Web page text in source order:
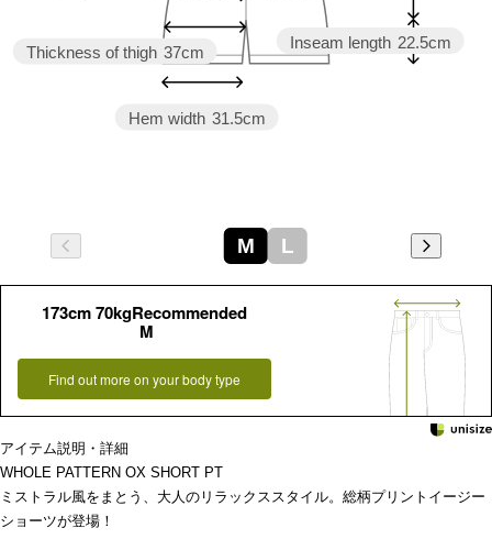
Inseam length 22.5cm
Hem width 31.5cm
Thickness of thigh 37cm
M L
173cm 70kgRecommended
M
Find out more on your body type
アイテム説明・詳細
WHOLE PATTERN OX SHORT PT
ミストラル風をまとう、大人のリラックススタイル。総柄プリントイージー
ショーツが登場！